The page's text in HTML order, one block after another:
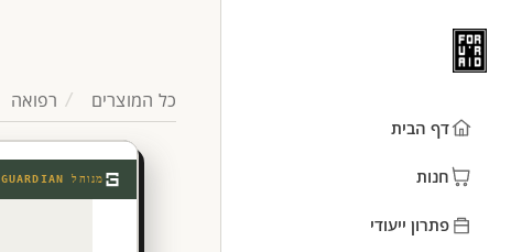
דף הבית
חנות
פתרון ייעודי
כל המוצרים רפואה
מנוהל GUARDIAN